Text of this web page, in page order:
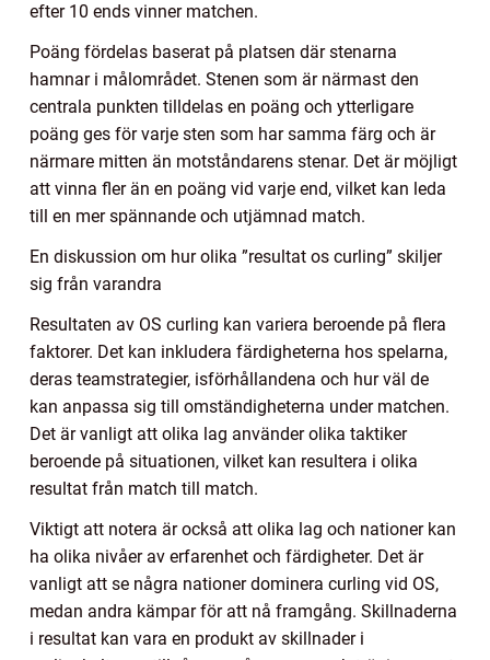
efter 10 ends vinner matchen.
Poäng fördelas baserat på platsen där stenarna
hamnar i målområdet. Stenen som är närmast den
centrala punkten tilldelas en poäng och ytterligare
poäng ges för varje sten som har samma färg och är
närmare mitten än motståndarens stenar. Det är möjligt
att vinna fler än en poäng vid varje end, vilket kan leda
till en mer spännande och utjämnad match.
En diskussion om hur olika ”resultat os curling” skiljer
sig från varandra
Resultaten av OS curling kan variera beroende på flera
faktorer. Det kan inkludera färdigheterna hos spelarna,
deras teamstrategier, isförhållandena och hur väl de
kan anpassa sig till omständigheterna under matchen.
Det är vanligt att olika lag använder olika taktiker
beroende på situationen, vilket kan resultera i olika
resultat från match till match.
Viktigt att notera är också att olika lag och nationer kan
ha olika nivåer av erfarenhet och färdigheter. Det är
vanligt att se några nationer dominera curling vid OS,
medan andra kämpar för att nå framgång. Skillnaderna
i resultat kan vara en produkt av skillnader i